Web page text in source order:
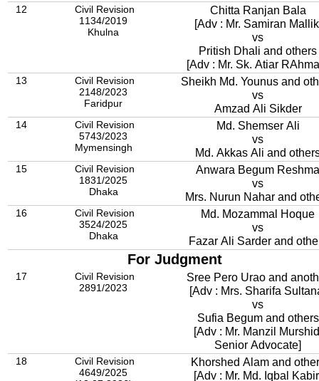
12
Civil Revision
1134/2019
Khulna
Chitta Ranjan Bala
[Adv : Mr. Samiran
vs
Pritish Dhali and others
[Adv : Mr. Sk. Atiar
13
Civil Revision
2148/2023
Faridpur
Sheikh Md. Younus and
vs
Amzad Ali Sikder
14
Civil Revision
5743/2023
Mymensingh
Md. Shemser Ali
vs
Md. Akkas Ali and
15
Civil Revision
1831/2025
Dhaka
Anwara Begum Reshma
vs
Mrs. Nurun Nahar and
16
Civil Revision
3524/2025
Dhaka
Md. Mozammal Hoque
vs
Fazar Ali Sarder and
For Judgment
17
Civil Revision
2891/2023
Sree Pero Urao and
[Adv : Mrs. Sharifa
vs
Sufia Begum and others
[Adv : Mr. Manzil
Senior Advocate]
18
Civil Revision
4649/2025
Khorshed Alam and
[Adv : Mr. Md. Iqbal